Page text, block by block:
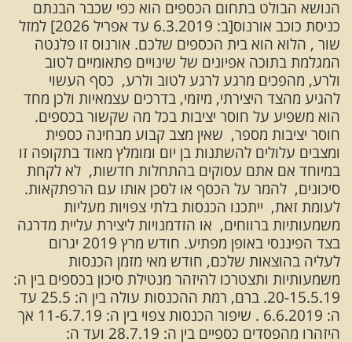
הנושא הבולט בתחום הכספים הוא כפי שכבר הבנתם
כניסת כוכב אורנוס[ב: 6.3.2019 עד אפריל 2026] למזל
שור , הלוא הוא בית הכספים שלכם. אורנוס זו פלנטה
המגלמת בתוכה אפיונים של שינויים פתאומיים לטוב
ולרע, מהפכים מרגע לרגע לטוב ולרע, כסף העשוי
להגיע מהצד היצירתי, מיזמי, בדרכים עצמאיות ולכן מחד
הוא משפיע על חוסר יציבות בכל מה שקשור בכספים.
חוסר יציבות מספר, שאין מצב קבוע מבחינה כספית
ומצבים עלולים להשתנות בן יום ומומלץ מאוד בתקופה זו
במיוחד אם אתם עסוקים בהתחלות חדשות, לא לקחת
סיכונים, להמר על הכסף או לסכן אותו עם הרפתקאות.
לעומת זאת, ייתכנו הכנסות בלתי צפויות מעליות
משמעותיות ברווחים, או הזדמנויות ליצירת עליית מדרגה
בצד הפיננסי באופן מפתיע. חודש מרץ 2019 יגרום
לעליה בהוצאות שלכם, חודש מאי מזמן הכנסות
משמעותיות ותצטרכו להיזהר מנטילת סיכון בכספים בין ה:
20-15.5.19. ברם, רמת ההכנסות עולה בין ה: 25.5 עד
ה: 6.6.2019 . שיפור הכנסות צפוי בין ה: 11-6.7.19 אך
היזהרו מהפסדים כספיים בין ה: 28.7.19 ועד ה: